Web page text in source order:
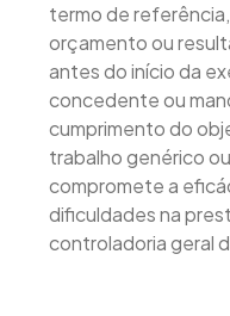
termo de
orçamento ou
antes do início da
concedente ou
cumprimento do
trabalho genérico
compromete a
dificuldades na
controladoria geral